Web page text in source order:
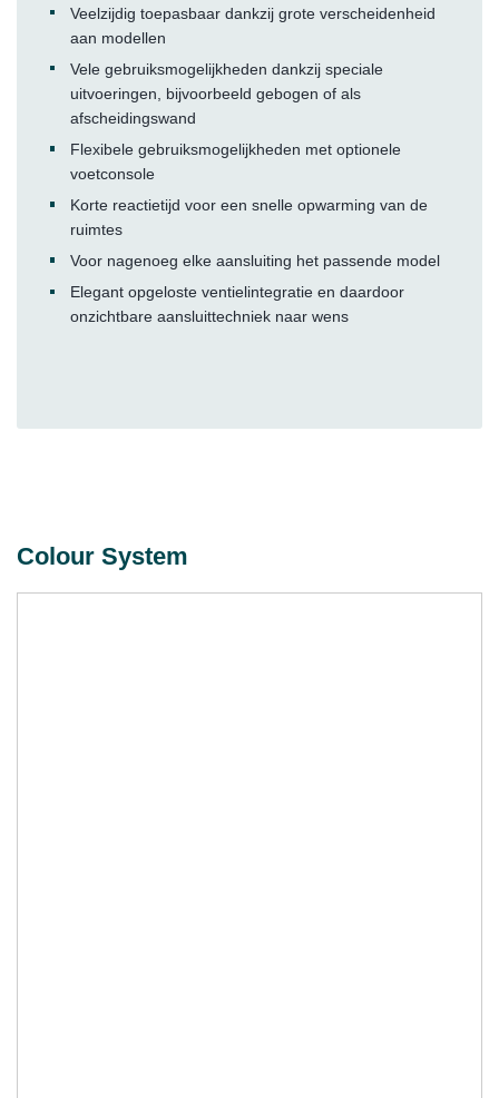
Veelzijdig toepasbaar dankzij grote verscheidenheid
aan modellen
Vele gebruiksmogelijkheden dankzij speciale
uitvoeringen, bijvoorbeeld gebogen of als
afscheidingswand
Flexibele gebruiksmogelijkheden met optionele
voetconsole
Korte reactietijd voor een snelle opwarming van de
ruimtes
Voor nagenoeg elke aansluiting het passende model
Elegant opgeloste ventielintegratie en daardoor
onzichtbare aansluittechniek naar wens
Colour System